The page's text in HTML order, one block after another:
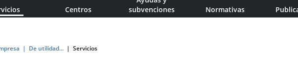
window.
Centros
subvenciones
Normativas
De utilidad... Servicios